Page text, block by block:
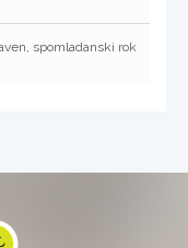
spomladanski rok